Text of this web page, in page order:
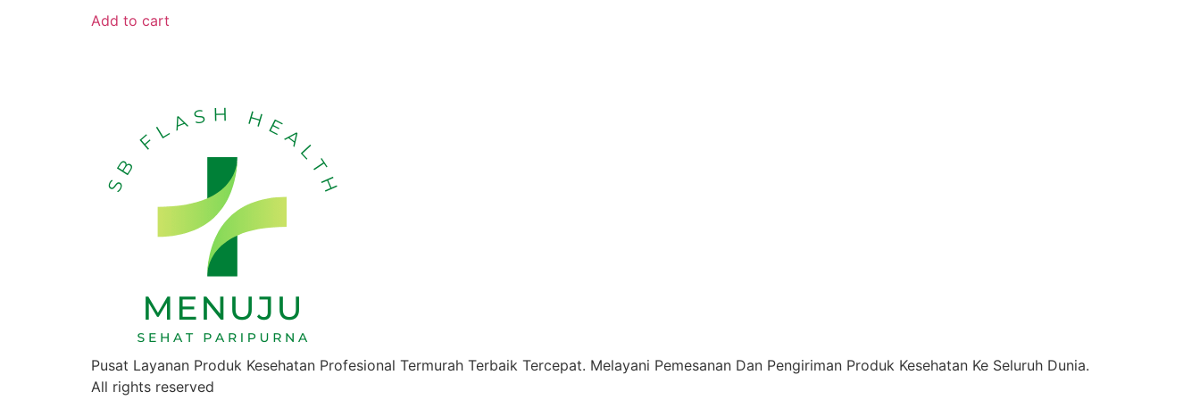
Add to cart
Pusat Layanan Produk Kesehatan Profesional Termurah Terbaik Tercepat. Melayani Pemesanan Dan Pengiriman Produk Kesehatan Ke Seluruh Dunia.
All rights reserved